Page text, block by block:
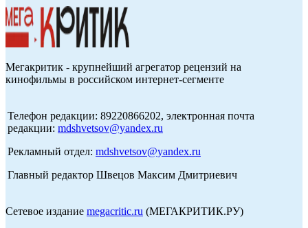
Мегакритик - крупнейший агрегатор рецензий на
кинофильмы в российском интернет-сегменте
Телефон редакции: 89220866202, электронная почта
редакции: mdshvetsov@yandex.ru
Рекламный отдел: mdshvetsov@yandex.ru
Главный редактор Швецов Максим Дмитриевич
Сетевое издание megacritic.ru (МЕГАКРИТИК.РУ)